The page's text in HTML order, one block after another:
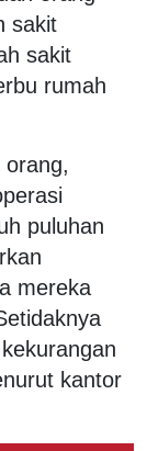
sakit
sakit
rumah
puluhan
mereka
kantor